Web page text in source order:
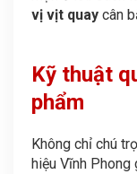
vị vịt quay cân
Kỹ thuật
phẩm
Không chỉ chú
hiệu Vĩnh